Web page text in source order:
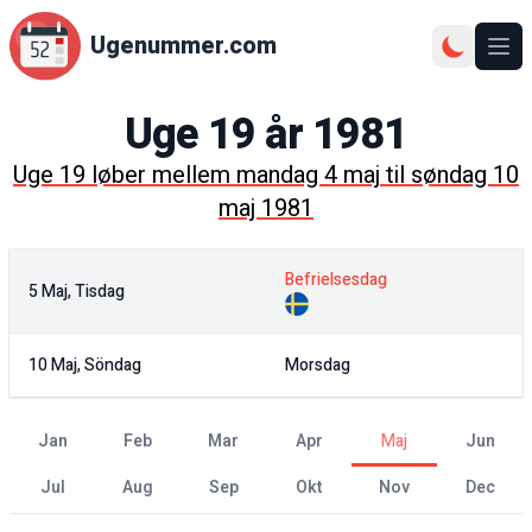
Ugenummer.com
Uge 19år 1981
Uge19løber mellemmandag 4 maj tilsøndag 10
maj 1981
5 Maj, Tisdag Befrielsesdag
10 Maj, Söndag Morsdag
jan feb mar apr maj
jun
jul
aug sep okt nov dec